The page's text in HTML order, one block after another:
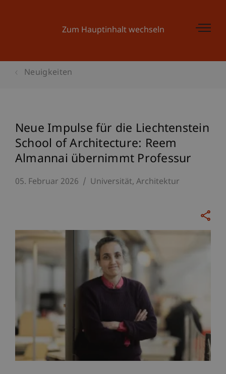
Zum Hauptinhalt wechseln
Neuigkeiten
Neue Impulse für die Liechtenstein
School of Architecture: Reem
Almannai übernimmt Professur
05. Februar 2026 Universität Architektur